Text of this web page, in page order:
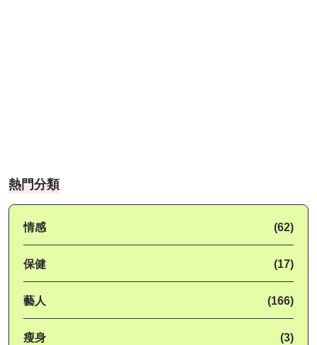
熱門分類
情感 (62)
保健 (17)
藝人 (166)
瘦身 (3)